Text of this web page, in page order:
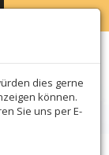
dies gerne
können.
Sie uns per E-